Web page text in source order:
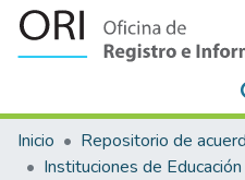
Comunidades
Todo DSpace
Inicio